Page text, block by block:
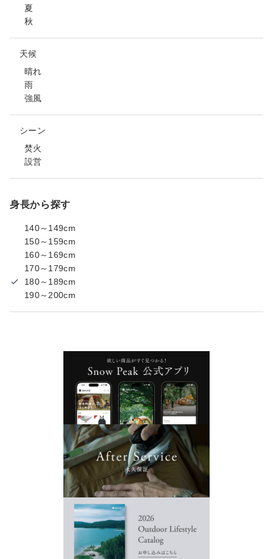
夏
秋
天候
晴れ
雨
強風
シーン
焚火
設営
身長から探す
140～149cm
150～159cm
160～169cm
170～179cm
180～189cm
190～200cm